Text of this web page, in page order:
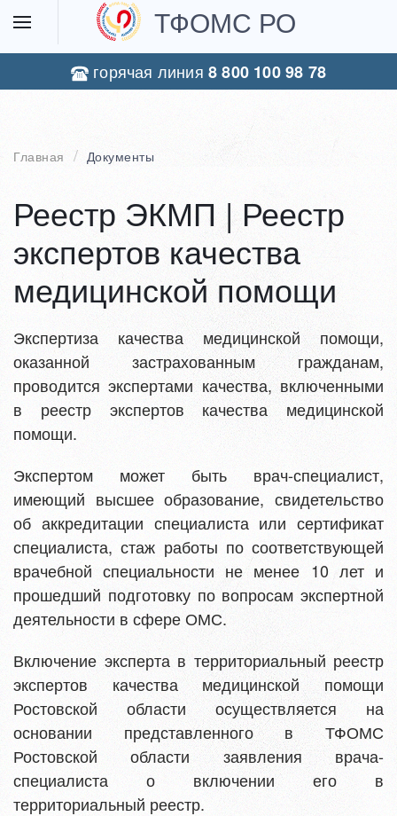
ТФОМС РО
горячая линия 8 800 100 98 78
Главная Документы
Реестр ЭКМП | Реестр
экспертов качества
медицинской помощи
Экспертиза качества медицинской помощи,
оказанной застрахованным гражданам,
проводится экспертами качества, включенными
в реестр экспертов качества медицинской
помощи.
Экспертом может быть врач-специалист,
имеющий высшее образование, свидетельство
об аккредитации специалиста или сертификат
специалиста, стаж работы по соответствующей
врачебной специальности не менее 10 лет и
прошедший подготовку по вопросам экспертной
деятельности в сфере ОМС.
Включение эксперта в территориальный реестр
экспертов качества медицинской помощи
Ростовской области осуществляется на
основании представленного в ТФОМС
Ростовской области заявления врача-
специалиста о включении его в
территориальный реестр.